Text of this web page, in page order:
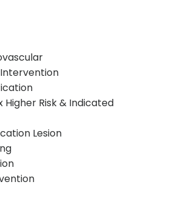
Higher Risk & Indicated
Lesion